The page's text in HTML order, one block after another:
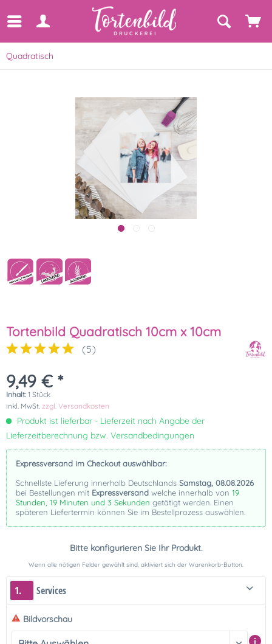
Quadratisch
Tortenbild Quadratisch 10cm x 10cm
(5)
9,49 € *
Inhalt: 1 Stück
inkl. MwSt. zzgl. Versandkosten
Produkt ist lieferbar - Lieferzeit nach Angabe der
Lieferzeitberechnung bzw. Versandbedingungen
Expressversand im Checkout auswählbar:
Schnellste Lieferung innerhalb Deutschlands Samstag, 08.08.2026
bei Bestellungen mit Expressversand welche innerhalb von 19
Stunden, 19 Minuten und 3 Sekunden getätigt werden. Einen
späteren Liefertermin können Sie im Bestellprozess auswählen.
Bitte konfigurieren Sie Ihr Produkt.
Wenn alle nötigen Felder gewählt sind, aktiviert sich der Warenkorb-Button.
1. Services
Bildvorschau